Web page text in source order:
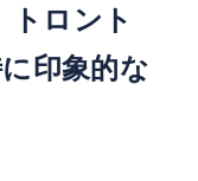
トロント
印象的な